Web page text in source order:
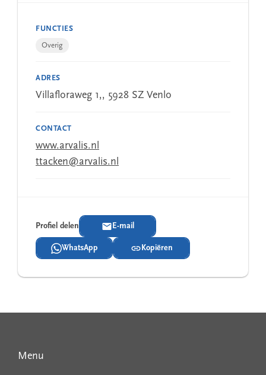
FUNCTIES
Overig
ADRES
Villafloraweg 1,, 5928 SZ Venlo
CONTACT
www.arvalis.nl
ttacken@arvalis.nl
Profiel delen E-mail
WhatsApp Kopiëren
Menu